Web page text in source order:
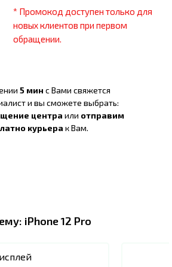
* Промокод доступен только для
новых клиентов при первом
обращении.
5 мин с Вами свяжется
и вы сможете выбрать:
центра или отправим
курьера к Вам.
iPhone 12 Pro